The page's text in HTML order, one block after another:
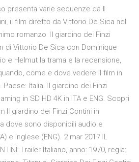
presenta varie sequenze da Il
il film diretto da Vittorio De Sica nel
romanzo Il giardino dei Finzi
di Vittorio De Sica con Dominique
e Helmut la trama e la recensione,
come e dove vedere il film in
Paese: Italia. Il giardino dei Finzi
in SD HD 4K in ITA e ENG. Scopri
Il giardino dei Finzi Contini in
dove sono disponibili audio e
e inglese (ENG). 2 mar 2017 IL
Trailer Italiano, anno: 1970, regia: